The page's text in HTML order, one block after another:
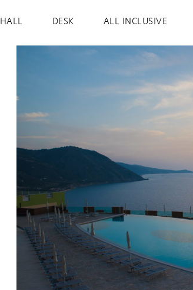
HALL DESK ALL INCLUSIVE